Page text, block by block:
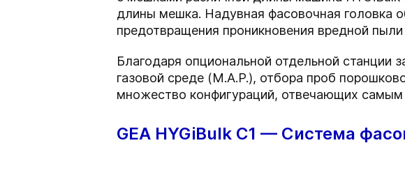
длины мешка. Надувная фасовочная головка
предотвращения проникновения вредной
Благодаря опциональной отдельной станции
газовой среде (M.A.P.), отбора проб
множество конфигураций, отвечающих самым
GEA HYGiBulk C1 — Система